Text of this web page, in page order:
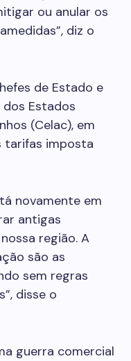
ou anular os
diz o
de Estado e
Estados
(Celac), em
tarifas imposta
novamente em
antigas
região. A
são as
sem regras
disse o
guerra comercial